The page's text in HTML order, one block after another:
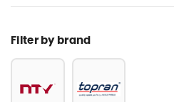
Filter by brand